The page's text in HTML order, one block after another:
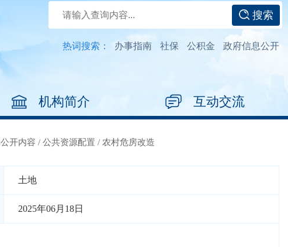
搜索
热词搜索： 办事指南 社保 公积金 政府信息公开
机构简介 互动交流
开内容 / 公共资源配置 / 农村危房改造
土地
2025年06月18日